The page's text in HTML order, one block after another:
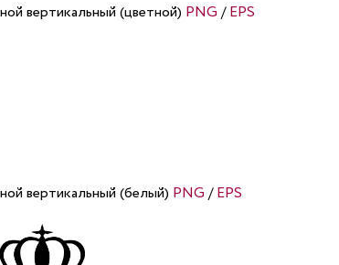
вертикальный (цветной) PNG /EPS
вертикальный (белый) PNG /EPS